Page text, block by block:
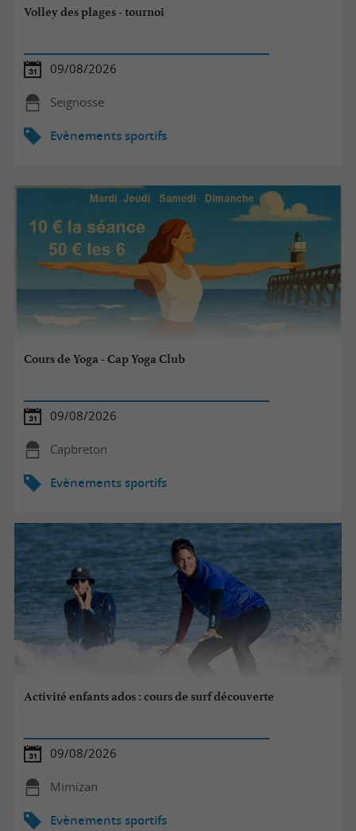
Volley des plages - tournoi
09/08/2026
Seignosse
Evènements sportifs
Cours de Yoga - Cap Yoga Club
09/08/2026
Capbreton
Evènements sportifs
Activité enfants ados : cours de surf découverte
09/08/2026
Mimizan
Evènements sportifs